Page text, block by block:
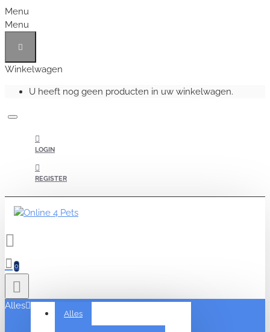
Menu
Menu
Winkelwagen
U heeft nog geen producten in uw winkelwagen.
LOGIN
REGISTER
0
Alles
Alles